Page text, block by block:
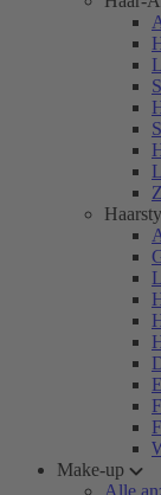
Make-up
Alle